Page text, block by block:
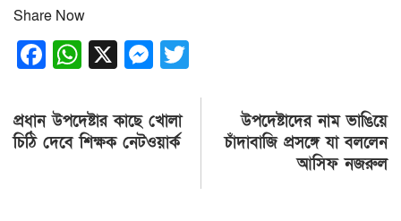
Share Now
Facebook
WhatsApp
X Messenger
Post
navigation
প্রধান উপদেষ্টার কাছে খোলা
চিঠি দেবে শিক্ষক নেটওয়ার্ক
উপদেষ্টাদের নাম ভাঙিয়ে
চাঁদাবাজি প্রসঙ্গে যা বললেন
আসিফ নজরুল